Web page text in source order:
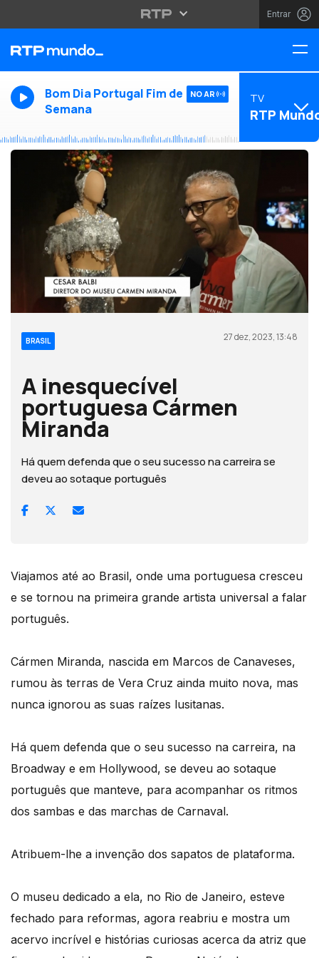
Entrar
Bom Dia Portugal Fim de
Semana
NO AR TV
RTP
BRASIL 27 dez, 2023, 13:48
A inesquecível
portuguesa Cármen
Miranda
Há quem defenda que o seu sucesso na carreira se
deveu ao sotaque português
Viajamos até ao Brasil, onde uma portuguesa cresceu
e se tornou na primeira grande artista universal a falar
português.
Cármen Miranda, nascida em Marcos de Canaveses,
rumou às terras de Vera Cruz ainda muito nova, mas
nunca ignorou as suas raízes lusitanas.
Há quem defenda que o seu sucesso na carreira, na
Broadway e em Hollywood, se deveu ao sotaque
português que manteve, para acompanhar os ritmos
dos sambas e das marchas de Carnaval.
Atribuem-lhe a invenção dos sapatos de plataforma.
O museu dedicado a ela, no Rio de Janeiro, esteve
fechado para reformas, agora reabriu e mostra um
acervo incrível e histórias curiosas acerca da atriz que